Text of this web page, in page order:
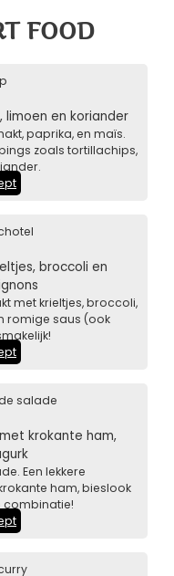
FOOD
en koriander
paprika, en maïs.
zoals tortillachips,
broccoli en
met krieltjes, broccoli,
romige saus (ook
krokante ham,
Een lekkere
ham, bieslook
combinatie!